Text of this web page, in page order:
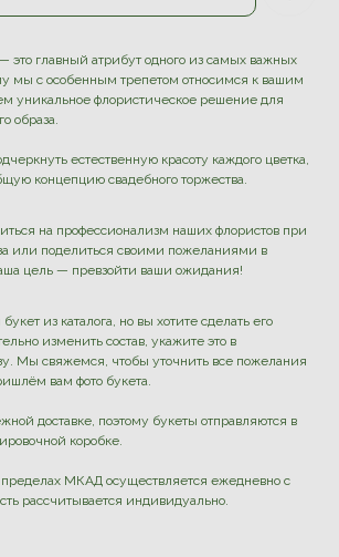
это главный атрибут одного из самых важных
мы с особенным трепетом относимся к вашим
уникальное флористическое решение для
образа.
естественную красоту каждого цветка,
концепцию свадебного торжества.
на профессионализм наших флористов при
или поделиться своими пожеланиями в
цель — превзойти ваши ожидания!
из каталога, но вы хотите сделать его
изменить состав, укажите это в
Мы свяжемся, чтобы уточнить все пожелания
вам фото букета.
доставке, поэтому букеты отправляются в
коробке.
пределах МКАД осуществляется ежедневно с
рассчитывается индивидуально.